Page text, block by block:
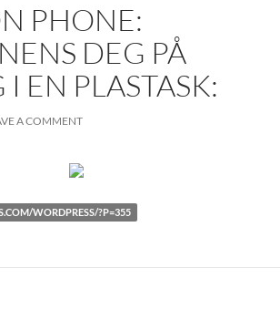
PHONE:
DEG PÅ
EN PLASTASK:
A COMMENT
WORDPRESS/?P=355